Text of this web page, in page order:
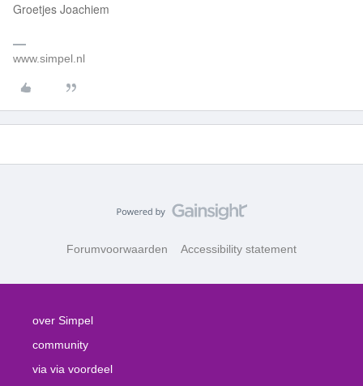
Groetjes Joachiem
www.simpel.nl
Forumvoorwaarden Accessibility statement
over Simpel
community
via via voordeel